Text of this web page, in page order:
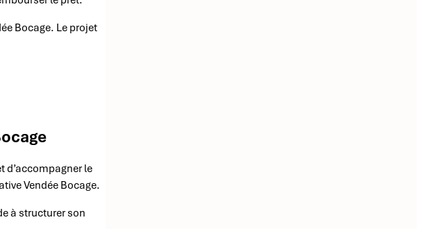
Bocage. Le projet
d’accompagner le
Vendée Bocage.
à structurer son